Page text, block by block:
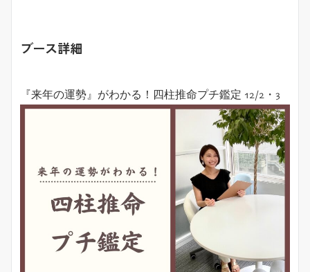
ブース詳細
『来年の運勢』がわかる！四柱推命プチ鑑定 12/2・3